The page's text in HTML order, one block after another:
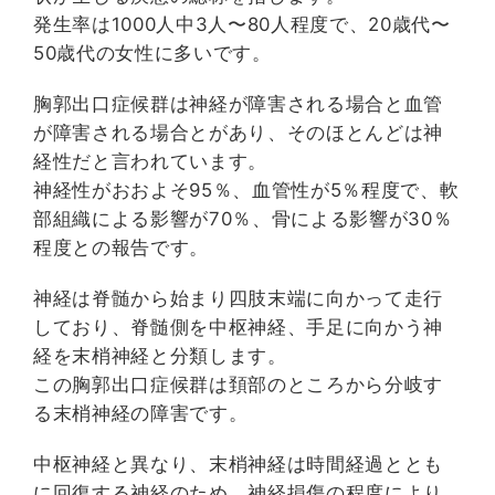
発生率は1000人中3人〜80人程度で、20歳代〜
50歳代の女性に多いです。
胸郭出口症候群は神経が障害される場合と血管
が障害される場合とがあり、そのほとんどは神
経性だと言われています。
神経性がおおよそ95％、血管性が5％程度で、軟
部組織による影響が70％、骨による影響が30％
程度との報告です。
神経は脊髄から始まり四肢末端に向かって走行
しており、脊髄側を中枢神経、手足に向かう神
経を末梢神経と分類します。
この胸郭出口症候群は頚部のところから分岐す
る末梢神経の障害です。
中枢神経と異なり、末梢神経は時間経過ととも